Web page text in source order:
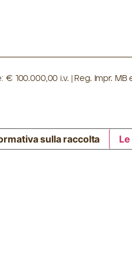
100.000,00 i.v. | Reg. Impr.
sulla raccolta